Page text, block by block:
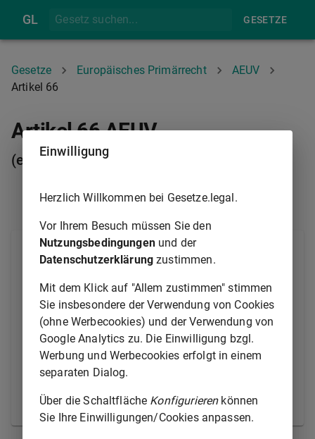
GL GESETZE
Gesetze Europäisches Primärrecht
AEUV
Artikel 66
Artikel 66 AEUV
(ex-Artikel 59 EGV)
Falls Kapitalbewegungen nach oder aus dritten
Ländern unter außergewöhnlichen Umständen das
Funktionieren der Wirtschafts- und Währungsunion
schwerwiegend stören oder zu stören drohen, kann
der Rat auf Vorschlag der Kommission und nach
Anhörung der Europäischen Zentralbank gegenüber
dritten Ländern Schutzmaßnahmen mit einer
Geltungsdauer von höchstens sechs Monaten treffen,
© Europäische Union 1998-2021
Einwilligung
Herzlich Willkommen bei Gesetze.legal.
Vor Ihrem Besuch müssen Sie den
Nutzungsbedingungenund der
Datenschutzerklärung zustimmen.
Mit dem Klick auf "Allem zustimmen" stimmen
Sie insbesondere der Verwendung von Cookies
(ohne Werbecookies) und der Verwendung von
Google Analytics zu. Die Einwilligung bzgl.
Werbung und Werbecookies erfolgt in einem
separaten Dialog.
Über die Schaltfläche Konfigurierenkönnen
Sie Ihre Einwilligungen/Cookies anpassen.